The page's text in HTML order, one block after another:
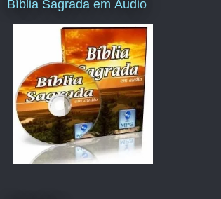
Bíblia Sagrada em Áudio